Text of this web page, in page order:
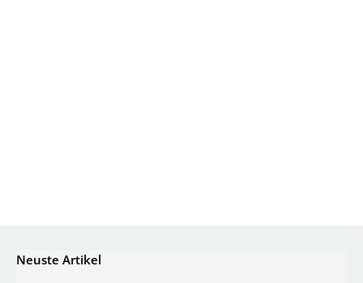
Neuste Artikel